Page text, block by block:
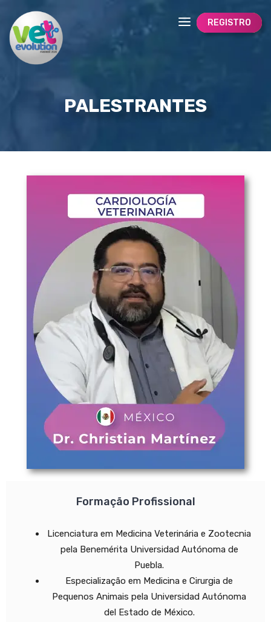
REGISTRO
PALESTRANTES
Formação Profissional
Licenciatura em Medicina Veterinária e Zootecnia
pela Benemérita Universidad Autónoma de
Puebla.
Especialização em Medicina e Cirurgia de
Pequenos Animais pela Universidad Autónoma
del Estado de México.